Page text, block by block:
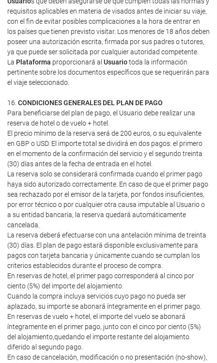
requisitos aplicables en materia de visados antes de iniciar su viaje,
con el fin de evitar posibles complicaciones a la hora de entrar en
los países que tienen previsto visitar. Los menores de 18 años deben
poseer una autorización escrita, firmada por sus padres o tutores,
ya que puede ser solicitada por cualquier autoridad competente.
La Plataforma proporcionará al Usuariotoda la información
pertinente sobre los documentos específicos que se requerirán para
el viaje seleccionado.
16. CONDICIONES GENERALES DEL PLAN DE PAGO
Para beneficiarse del plan de pago, el Usuario debe realizar una
reserva de hotel o de vuelo + hotel.
El precio mínimo de la reserva será de 200 euros, o su equivalente
en GBP o USD. El importe total se dividirá en dos pagos: el primero
en el momento de la confirmación del servicio y el segundo treinta
(30) días antes de la fecha de entrada en el hotel.
La reserva solo se considerará confirmada cuando el primer pago
haya sido autorizado correctamente. En caso de que el primer pago
sea rechazado por el emisor de la tarjeta, por fondos insuficientes,
por error técnico o por cualquier otra causa imputable al Usuario o
a su entidad bancaria, la reserva quedará automáticamente
cancelada.
La reserva deberá efectuarse con una antelación mínima de treinta
(30) días. El plan de pago estará disponible exclusivamente para
pagos con tarjeta bancaria y únicamente cuando se cumplan los
criterios establecidos durante el proceso de compra.
En reservas de hotel, el primer pago corresponderá al cinco por
ciento (5%) del importe del alojamiento.
Cuando la compra incluya servicios cuyo pago no pueda ser
aplazado, su importe se abonará íntegramente en el primer pago.
En reservas de vuelo + hotel, el importe del vuelo se abonará
íntegramente en el primer pago, junto con el cinco por ciento (5%)
del alojamiento,quedando el importe restante del alojamiento
diferido al segundo pago.
En caso de cancelación, modificación o no presentación (no-show),